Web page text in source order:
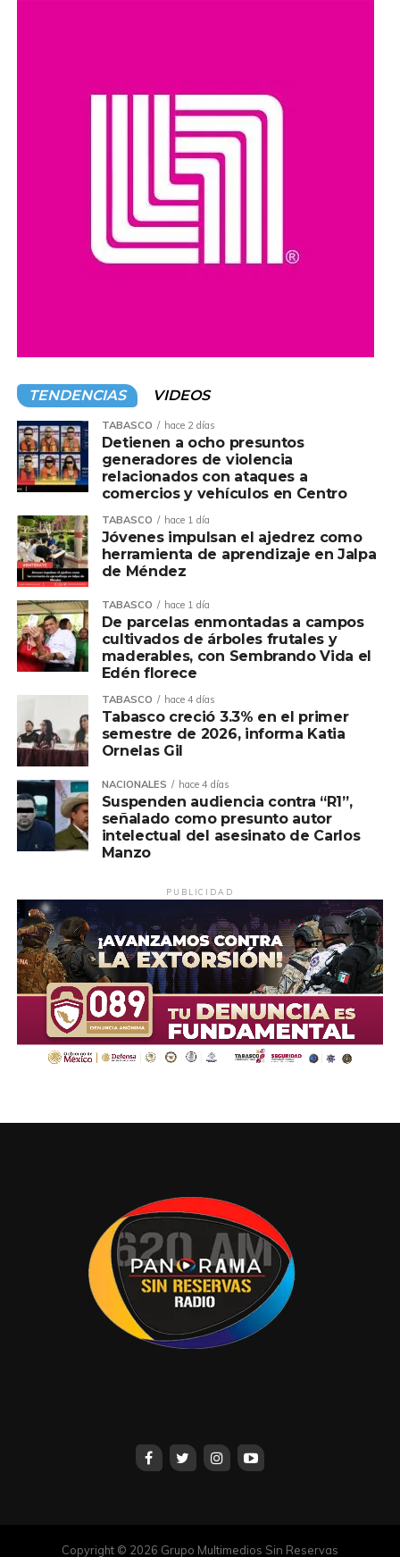
TENDENCIAS VIDEOS
TABASCO hace 2 días
Detienen a ocho presuntos
generadores de violencia
relacionados con ataques a
comercios y vehículos en Centro
TABASCO hace 1 día
Jóvenes impulsan el ajedrez como
herramienta de aprendizaje en Jalpa
de Méndez
TABASCO hace 1 día
De parcelas enmontadas a campos
cultivados de árboles frutales y
maderables, con Sembrando Vida el
Edén florece
TABASCO hace 4 días
Tabasco creció 3.3% en el primer
semestre de 2026, informa Katia
Ornelas Gil
NACIONALES hace 4 días
Suspenden audiencia contra “R1”,
señalado como presunto autor
intelectual del asesinato de Carlos
Manzo
PUBLICIDAD
Copyright © 2026 Grupo Multimedios Sin Reservas